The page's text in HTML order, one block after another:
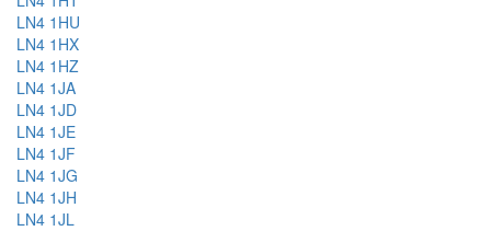
LN4 1HU
LN4 1HX
LN4 1HZ
LN4 1JA
LN4 1JD
LN4 1JE
LN4 1JF
LN4 1JG
LN4 1JH
LN4 1JL